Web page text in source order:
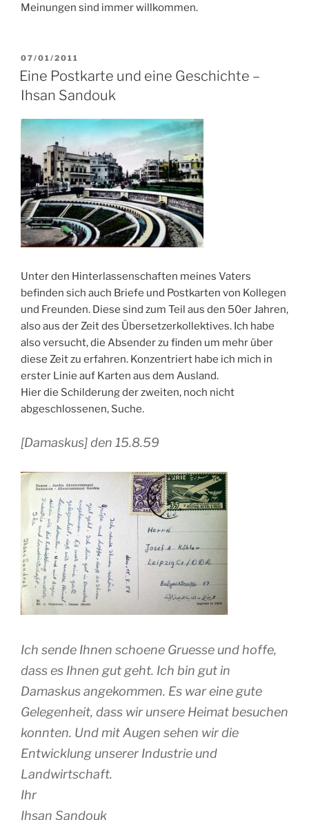
Meinungen sind immer willkommen.
VERÖFFENTLICHT
AM
07/01/2011
Eine Postkarte und eine Geschichte –
Ihsan Sandouk
Unter den Hinterlassenschaften meines Vaters
befinden sich auch Briefe und Postkarten von Kollegen
und Freunden. Diese sind zum Teil aus den 50er Jahren,
also aus der Zeit des Übersetzerkollektives. Ich habe
also versucht, die Absender zu finden um mehr über
diese Zeit zu erfahren. Konzentriert habe ich mich in
erster Linie auf Karten aus dem Ausland.
Hier die Schilderung der zweiten, noch nicht
abgeschlossenen, Suche.
[Damaskus] den 15.8.59
Ich sende Ihnen schoene Gruesse und hoffe,
dass es Ihnen gut geht. Ich bin gut in
Damaskus angekommen. Es war eine gute
Gelegenheit, dass wir unsere Heimat besuchen
konnten. Und mit Augen sehen wir die
Entwicklung unserer Industrie und
Landwirtschaft.
Ihr
Ihsan Sandouk